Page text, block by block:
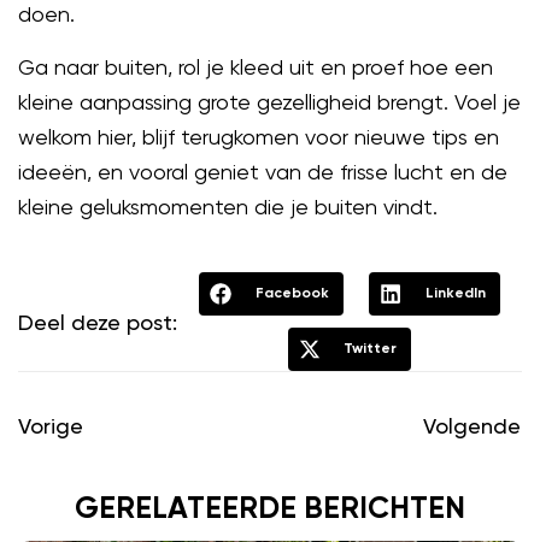
doen.
Ga naar buiten, rol je kleed uit en proef hoe een
kleine aanpassing grote gezelligheid brengt. Voel je
welkom hier, blijf terugkomen voor nieuwe tips en
ideeën, en vooral geniet van de frisse lucht en de
kleine geluksmomenten die je buiten vindt.
Deel deze post:
Facebook LinkedIn
Twitter
Vorige Volgende
GERELATEERDE BERICHTEN